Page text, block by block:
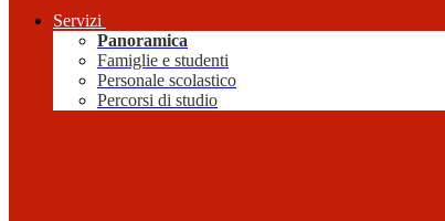
Servizi
Panoramica
Famiglie e studenti
Personale scolastico
Percorsi di studio